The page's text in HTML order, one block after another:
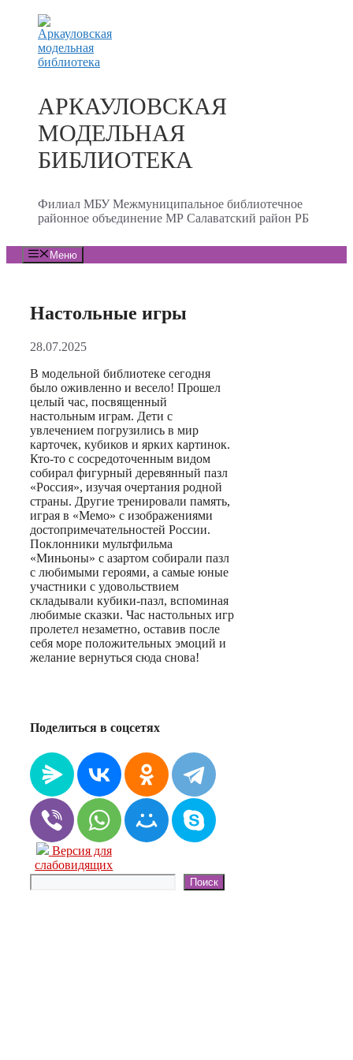
Перейти
содержимому
АРКАУЛОВСКАЯ
МОДЕЛЬНАЯ
БИБЛИОТЕКА
Филиал МБУ Межмуниципальное библиотечное
районное объединение МР Салаватский район РБ
Меню
Настольные игры
28.07.2025
В модельной библиотеке сегодня
было оживленно и весело! Прошел
целый час, посвященный
настольным играм. Дети с
увлечением погрузились в мир
карточек, кубиков и ярких картинок.
Кто-то с сосредоточенным видом
собирал фигурный деревянный пазл
«Россия», изучая очертания родной
страны. Другие тренировали память,
играя в «Мемо» с изображениями
достопримечательностей России.
Поклонники мультфильма
«Миньоны» с азартом собирали пазл
с любимыми героями, а самые юные
участники с удовольствием
складывали кубики-пазл, вспоминая
любимые сказки. Час настольных игр
пролетел незаметно, оставив после
себя море положительных эмоций и
желание вернуться сюда снова!
Поделиться в соцсетях
Версия для
слабовидящих
Поиск
Поиск